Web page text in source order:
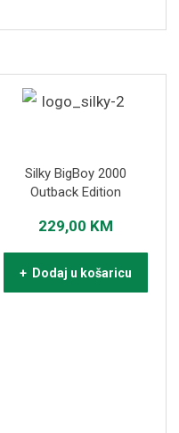
Silky BigBoy 2000
Outback Edition
229,00 KM
+ Dodaj u košaricu